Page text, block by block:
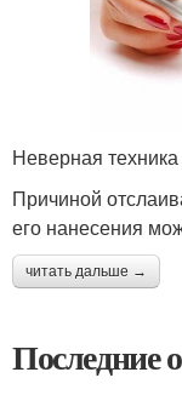
Неверная
Причиной
его нанесения
читать дальше →
Последние